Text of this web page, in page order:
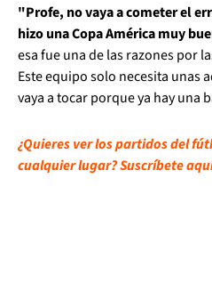
"Profe, no vaya a cometer el
hizo una Copa América muy
esa fue una de las razones por
Este equipo solo necesita unas
vaya a tocar porque ya hay una
¿Quieres ver los partidos del
cualquier lugar? Suscríbete